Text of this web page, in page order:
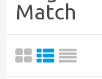
Match